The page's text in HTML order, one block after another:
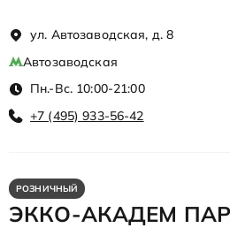
ул. Автозаводская, д. 8
Автозаводская
Пн.-Вс. 10:00-21:00
+7 (495) 933-56-42
РОЗНИЧНЫЙ
ЭККО-АКАДЕМ